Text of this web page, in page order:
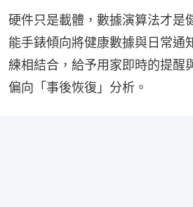
硬件只是載體，數據演算法才是
能手錶傾向將健康數據與日常通
練相結合，給予用家即時的提醒
偏向「事後恢復」分析。